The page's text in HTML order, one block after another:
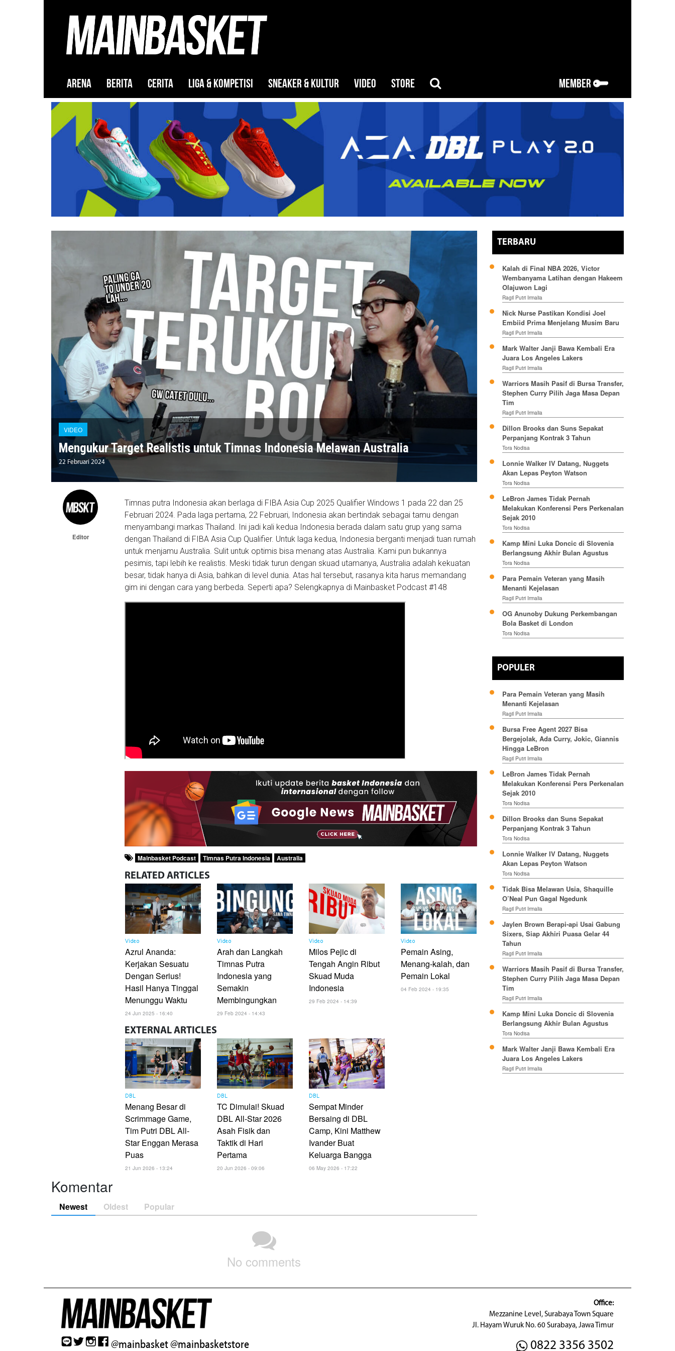
ARENA BERITA CERITA LIGA & KOMPETISI SNEAKER & KULTUR VIDEO STORE MEMBER
VIDEO
Mengukur Target Realistis untuk Timnas Indonesia Melawan Australia
22 Februari 2024
Editor
Timnas putra Indonesia akan berlaga di FIBA Asia Cup 2025 Qualifier Windows 1 pada 22 dan 25
Februari 2024. Pada laga pertama, 22 Februari, Indonesia akan bertindak sebagai tamu dengan
menyambangi markas Thailand. Ini jadi kali kedua Indonesia berada dalam satu grup yang sama
dengan Thailand di FIBA Asia Cup Qualifier. Untuk laga kedua, Indonesia berganti menjadi tuan rumah
untuk menjamu Australia. Sulit untuk optimis bisa menang atas Australia. Kami pun bukannya
pesimis, tapi lebih ke realistis. Meski tidak turun dengan skuad utamanya, Australia adalah kekuatan
besar, tidak hanya di Asia, bahkan di level dunia. Atas hal tersebut, rasanya kita harus memandang
gim ini dengan cara yang berbeda. Seperti apa? Selengkapnya di Mainbasket Podcast #148
Mainbasket Podcast Timnas Putra Indonesia Australia
RELATED ARTICLES
Video
Azrul Ananda:
Kerjakan Sesuatu
Dengan Serius!
Hasil Hanya Tinggal
Menunggu Waktu
24 Jun 2025 - 16:40
Video
Arah dan Langkah
Timnas Putra
Indonesia yang
Semakin
Membingungkan
29 Feb 2024 - 14:43
Video
Milos Pejic di
Tengah Angin Ribut
Skuad Muda
Indonesia
29 Feb 2024 - 14:39
Video
Pemain Asing,
Menang-kalah, dan
Pemain Lokal
04 Feb 2024 - 19:35
EXTERNAL ARTICLES
DBL
Menang Besar di
Scrimmage Game,
Tim Putri DBL All-
Star Enggan Merasa
Puas
21 Jun 2026 - 13:24
DBL
TC Dimulai! Skuad
DBL All-Star 2026
Asah Fisik dan
Taktik di Hari
Pertama
20 Jun 2026 - 09:06
DBL
Sempat Minder
Bersaing di DBL
Camp, Kini Matthew
Ivander Buat
Keluarga Bangga
06 May 2026 - 17:22
Komentar
Newest Oldest Popular
No comments
TERBARU
Kalah di Final NBA 2026, Victor
Wembanyama Latihan dengan Hakeem
Olajuwon Lagi
Ragil Putri Irmalia
Nick Nurse Pastikan Kondisi Joel
Embiid Prima Menjelang Musim Baru
Ragil Putri Irmalia
Mark Walter Janji Bawa Kembali Era
Juara Los Angeles Lakers
Ragil Putri Irmalia
Warriors Masih Pasif di Bursa Transfer,
Stephen Curry Pilih Jaga Masa Depan
Tim
Ragil Putri Irmalia
Dillon Brooks dan Suns Sepakat
Perpanjang Kontrak 3 Tahun
Tora Nodisa
Lonnie Walker IV Datang, Nuggets
Akan Lepas Peyton Watson
Tora Nodisa
LeBron James Tidak Pernah
Melakukan Konferensi Pers Perkenalan
Sejak 2010
Tora Nodisa
Kamp Mini Luka Doncic di Slovenia
Berlangsung Akhir Bulan Agustus
Tora Nodisa
Para Pemain Veteran yang Masih
Menanti Kejelasan
Ragil Putri Irmalia
OG Anunoby Dukung Perkembangan
Bola Basket di London
Tora Nodisa
POPULER
Para Pemain Veteran yang Masih
Menanti Kejelasan
Ragil Putri Irmalia
Bursa Free Agent 2027 Bisa
Bergejolak, Ada Curry, Jokic, Giannis
Hingga LeBron
Ragil Putri Irmalia
LeBron James Tidak Pernah
Melakukan Konferensi Pers Perkenalan
Sejak 2010
Tora Nodisa
Dillon Brooks dan Suns Sepakat
Perpanjang Kontrak 3 Tahun
Tora Nodisa
Lonnie Walker IV Datang, Nuggets
Akan Lepas Peyton Watson
Tora Nodisa
Tidak Bisa Melawan Usia, Shaquille
O’Neal Pun Gagal Ngedunk
Ragil Putri Irmalia
Jaylen Brown Berapi-api Usai Gabung
Sixers, Siap Akhiri Puasa Gelar 44
Tahun
Ragil Putri Irmalia
Warriors Masih Pasif di Bursa Transfer,
Stephen Curry Pilih Jaga Masa Depan
Tim
Ragil Putri Irmalia
Kamp Mini Luka Doncic di Slovenia
Berlangsung Akhir Bulan Agustus
Tora Nodisa
Mark Walter Janji Bawa Kembali Era
Juara Los Angeles Lakers
Ragil Putri Irmalia
@mainbasket@mainbasketstore
Office:
Mezzanine Level, Surabaya Town Square
Jl. Hayam Wuruk No. 60 Surabaya, Jawa Timur
0822 3356 3502